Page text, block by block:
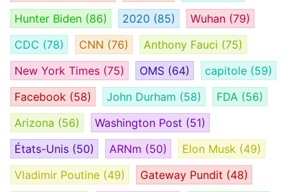
Hunter Biden (86) 2020 (85) Wuhan (79)
CDC (78) CNN (76) Anthony Fauci (75)
New York Times (75) OMS (64) capitole (59)
Facebook (58) John Durham (58) FDA (56)
Arizona (56) Washington Post (51)
États-Unis (50) ARNm (50) Elon Musk (49)
Vladimir Poutine (49) Gateway Pundit (48)